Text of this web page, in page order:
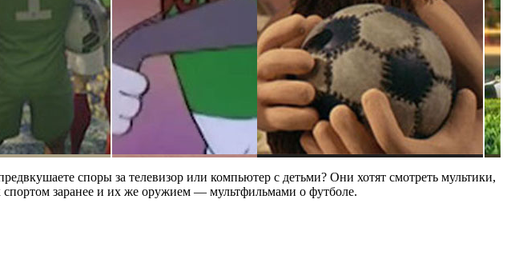
споры за телевизор или компьютер с детьми? Они хотят смотреть мультики,
спортом заранее и их же оружием — мультфильмами о футболе.